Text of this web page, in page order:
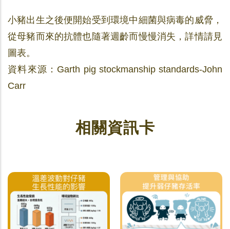
小豬出生之後便開始受到環境中細菌與病毒的威脅，
從母豬而來的抗體也隨著週齡而慢慢消失，詳情請見
圖表。
資料來源：Garth pig stockmanship standards-John
Carr
相關資訊卡